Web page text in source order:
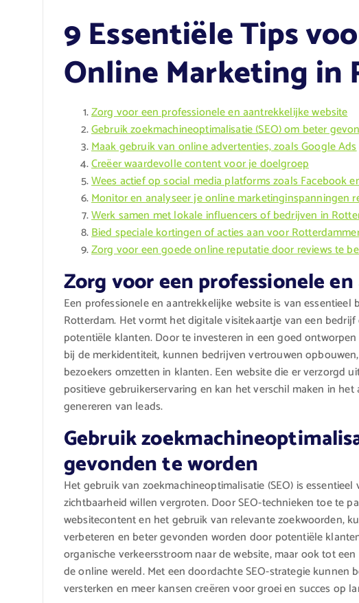
9 Essentiële Tips
Online Marketing in
Zorg voor een professionele en aantrekkelijke website
Gebruik zoekmachineoptimalisatie (SEO) om beter
Maak gebruik van online advertenties, zoals Google Ads
Creëer waardevolle content voor je doelgroep
Wees actief op social media platforms zoals Facebook
Monitor en analyseer je online marketinginspanningen
Werk samen met lokale influencers of bedrijven in
Bied speciale kortingen of acties aan voor
Zorg voor een goede online reputatie door reviews te
Zorg voor een professionele
Een professionele en aantrekkelijke website is van
Rotterdam. Het vormt het digitale visitekaartje van een
potentiële klanten. Door te investeren in een goed
bij de merkidentiteit, kunnen bedrijven vertrouwen
bezoekers omzetten in klanten. Een website die er verzorgd
positieve gebruikerservaring en kan het verschil maken in
genereren van leads.
Gebruik
gevonden te worden
Het gebruik van zoekmachineoptimalisatie (SEO) is
zichtbaarheid willen vergroten. Door SEO-technieken toe te
websitecontent en het gebruik van relevante zoekwoorden,
verbeteren en beter gevonden worden door potentiële
organische verkeersstroom naar de website, maar ook tot
de online wereld. Met een doordachte SEO-strategie
versterken en meer kansen creëren voor groei en succes op